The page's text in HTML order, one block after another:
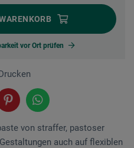
vor Ort prüfen
von straffer, pastoser
auch auf flexiblen